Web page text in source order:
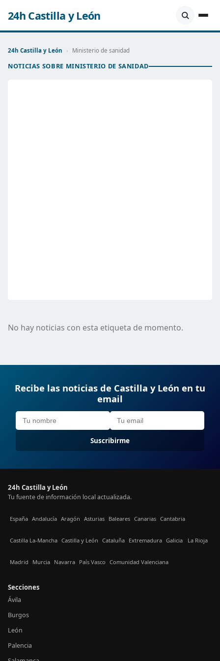
24h Castilla y León
24h Castilla y León › Ministerio de sanidad
NOTICIAS SOBRE MINISTERIO DE SANIDAD
No hay noticias con esta etiqueta de momento.
Recibe las noticias de Castilla y León en tu
email
Suscribirme
24h Castilla y León
Tu fuente de información local actualizada.
España Andalucía Aragón Asturias Baleares Canarias Cantabria
Castilla La-Mancha Castilla y León Cataluña Extremadura Galicia La Rioja
Madrid Murcia Navarra País Vasco Comunidad Valenciana
Secciones
Ávila
Burgos
León
Palencia